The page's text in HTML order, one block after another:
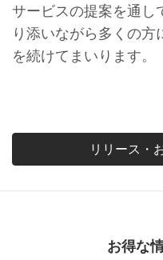
サービスの提案を通し
り添いながら多くの
を続けてまいります。
リリース・
お得な